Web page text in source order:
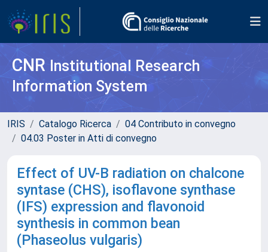
CNR Institutional Research
Information System
IRIS Catalogo Ricerca
04 Contributo in convegno
04.03 Poster in Atti di convegno
Effect of UV-B radiation on chalcone
syntase (CHS), isoflavone synthase
(IFS) expression and flavonoid
synthesis in common bean
(Phaseolus vulgaris)